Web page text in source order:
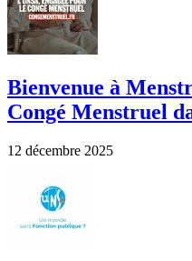
Bienvenue à
Congé Menstruel
12 décembre 2025